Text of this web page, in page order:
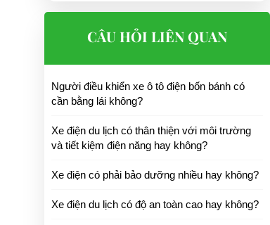
CÂU HỎI LIÊN QUAN
Người điều khiển xe ô tô điện bốn bánh có
cần bằng lái không?
Xe điện du lịch có thân thiện với môi trường
và tiết kiệm điện năng hay không?
Xe điện có phải bảo dưỡng nhiều hay không?
Xe điện du lịch có độ an toàn cao hay không?